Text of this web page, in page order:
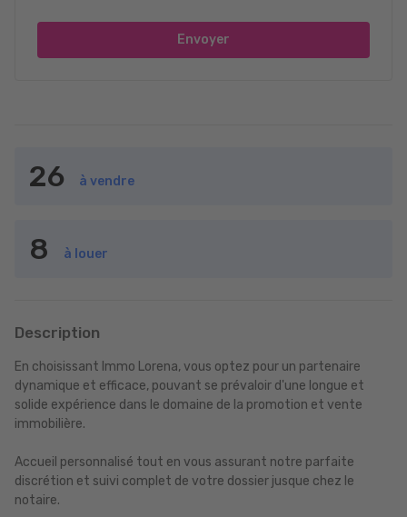
Envoyer
26 à vendre
8 à louer
Description
En choisissant Immo Lorena, vous optez pour un partenaire
dynamique et efficace, pouvant se prévaloir d'une longue et
solide expérience dans le domaine de la promotion et vente
immobilière.
Accueil personnalisé tout en vous assurant notre parfaite
discrétion et suivi complet de votre dossier jusque chez le
notaire.